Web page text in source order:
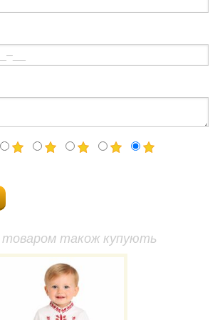
товаром також купують